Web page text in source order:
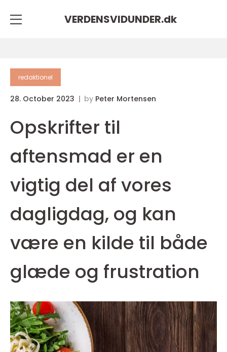
VERDENSVIDUNDER.dk
redaktionel
28. October 2023 by Peter Mortensen
Opskrifter til
aftensmad er en
vigtig del af vores
dagligdag, og kan
være en kilde til både
glæde og frustration